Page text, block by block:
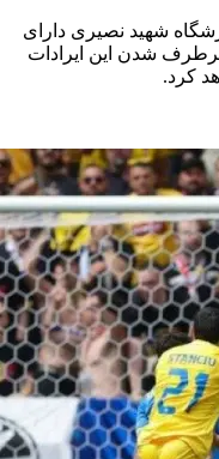
شهید نصیری دارای
شدن این ایرادات
کرد.